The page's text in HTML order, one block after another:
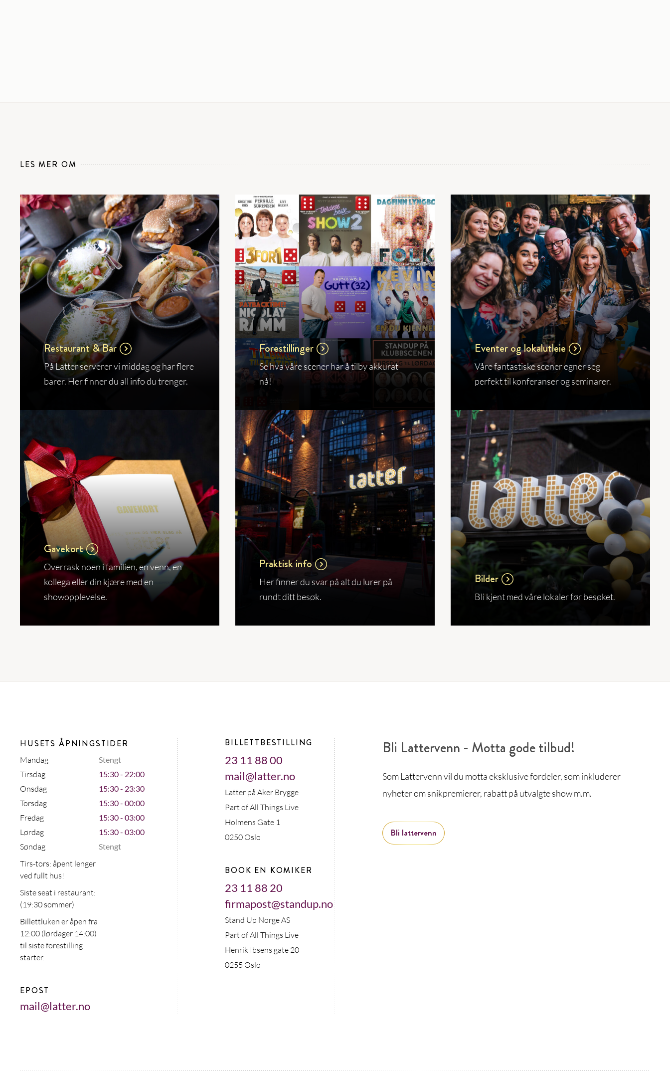
LES MER OM
Restaurant & Bar
På Latter serverer vi middag og har flere
barer. Her finner du all info du trenger.
Forestillinger
Se hva våre scener har å tilby akkurat
nå!
Eventer og lokalutleie
Våre fantastiske scener egner seg
perfekt til konferanser og seminarer.
Gavekort
Overrask noen i familien, en venn, en
kollega eller din kjære med en
showopplevelse.
Praktisk info
Her finner du svar på alt du lurer på
rundt ditt besøk.
Bilder
Bli kjent med våre lokaler før besøket.
HUSETS ÅPNINGSTIDER
Mandag Stengt
Tirsdag 15:30 - 22:00
Onsdag 15:30 - 23:30
Torsdag 15:30 - 00:00
Fredag 15:30 - 03:00
Lørdag 15:30 - 03:00
Søndag Stengt
Tirs-tors: åpent lenger
ved fullt hus!
Siste seat i restaurant:
(19:30 sommer)
Billettluken er åpen fra
12:00 (lørdager 14:00)
til siste forestilling
starter.
EPOST
mail@latter.no
BILLETTBESTILLING
23 11 88 00
mail@latter.no
Latter på Aker Brygge
Part of All Things Live
Holmens Gate 1
0250 Oslo
BOOK EN KOMIKER
23 11 88 20
firmapost@standup.no
Stand Up Norge AS
Part of All Things Live
Henrik Ibsens gate 20
0255 Oslo
Bli Lattervenn - Motta gode tilbud!
Som Lattervenn vil du motta eksklusive fordeler, som inkluderer
nyheter om snikpremierer, rabatt på utvalgte show m.m.
Bli lattervenn